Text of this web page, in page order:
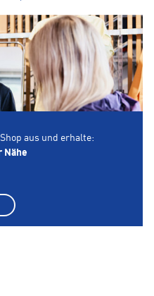
aus und erhalte:
Nähe